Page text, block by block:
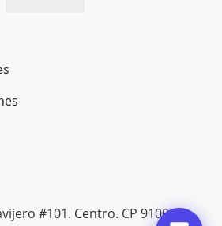
#101. Centro. CP 91000.